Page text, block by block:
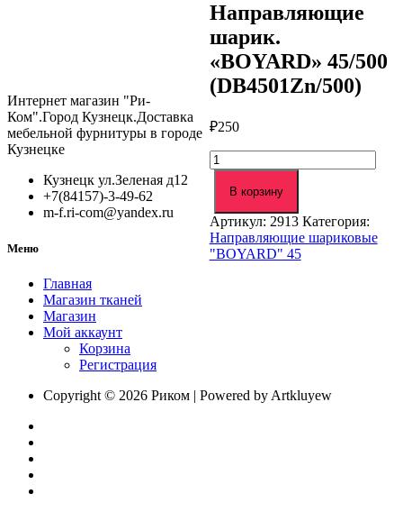
Направляющие
шарик.
«BOYARD» 45/500
(DB4501Zn/500)
₽250
Количество
товара
Направляющие
"BOYARD"
45/500
(DB4501Zn/500)
В корзину
Артикул: 2913 Категория:
Направляющие шариковые
"BOYARD" 45
Интернет магазин "Ри-
Ком".Город Кузнецк.Доставка
мебельной фурнитуры в городе
Кузнецке
Кузнецк ул.Зеленая д12
+7(84157)-3-49-62
m-f.ri-com@yandex.ru
Меню
Главная
Магазин тканей
Магазин
Мой аккаунт
Корзина
Регистрация
Copyright © 2026 Риком | Powered by Artkluyew